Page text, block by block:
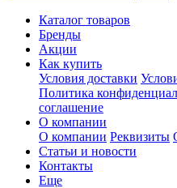
Каталог товаров
Бренды
Акции
Как купить
Условия доставки
Политика
соглашение
О компании
О компании Реквизиты
Статьи и новости
Контакты
Еще